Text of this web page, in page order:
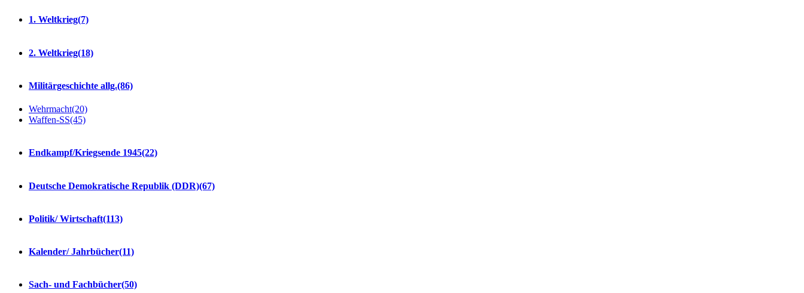
1. Weltkrieg(7)
2. Weltkrieg(18)
Militärgeschichte allg.(86)
Wehrmacht(20)
Waffen-SS(45)
Endkampf/Kriegsende 1945(22)
Deutsche Demokratische Republik (DDR)(67)
Politik/ Wirtschaft(113)
Kalender/ Jahrbücher(11)
Sach- und Fachbücher(50)